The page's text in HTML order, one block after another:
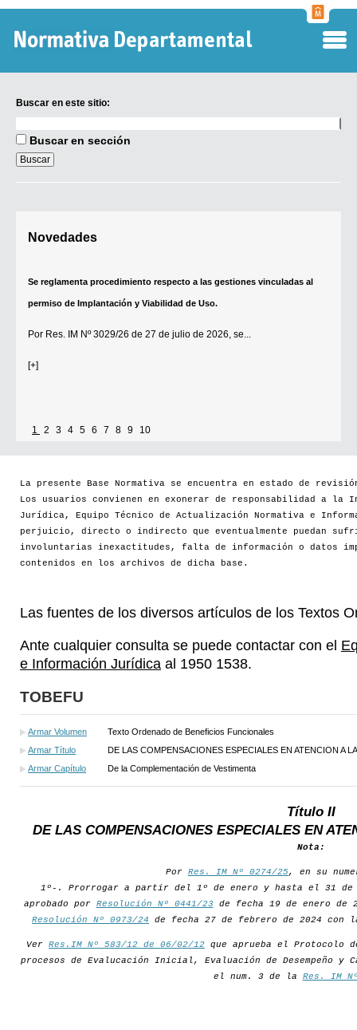
Buscar en este sitio:
en
sitio:
Buscar en sección
Novedades
Se reglamenta procedimiento respecto a las gestiones vinculadas al
permiso de Implantación y Viabilidad de Uso.
Por Res. IM Nº 3029/26 de 27 de julio de 2026, se...
[+]
1 2 3 4 5 6 7 8 9 10
La presente Base Normativa se encuentra en estado de
Los usuarios convienen en exonerar de responsabilidad a la
Jurídica, Equipo Técnico de Actualización Normativa e
perjuicio, directo o indirecto que eventualmente puedan
involuntarias inexactitudes, falta de información o datos
contenidos en los archivos de dicha base.
Las fuentes de los diversos artículos de los Textos
Ante cualquier consulta se puede contactar con el
e Información Jurídica al 1950 1538.
TOBEFU
Armar Volumen
Texto Ordenado de Beneficios Funcionales
Armar Título
DE LAS COMPENSACIONES ESPECIALES EN ATENCION A
Armar Capítulo
De la Complementación de Vestimenta
Título II
DE LAS COMPENSACIONES ESPECIALES EN
Nota:
Por Res. IM Nº 0274/25, en su
1º-. Prorrogar a partir del 1º de enero y hasta el 31 de
aprobado por Resolución Nº 0441/23de fecha 19 de enero de
Resolución Nº 0973/24 de fecha 27 de febrero de 2024 con
Ver Res.IM Nº 583/12 de 06/02/12 que aprueba el Protocolo
procesos de Evalucación Inicial, Evaluación de Desempeño
el num. 3 de la Res. IM